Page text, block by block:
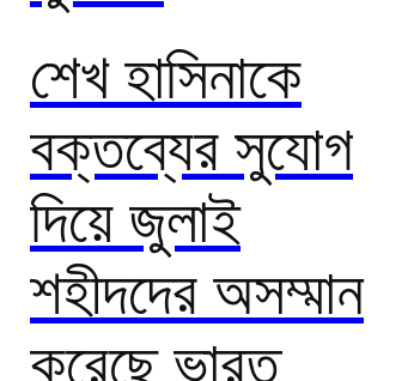
শেখ হাসিনাকে
বক্তব্যের সুযোগ
দিয়ে জুলাই
শহীদদের অসম্মান
করেছে ভারত